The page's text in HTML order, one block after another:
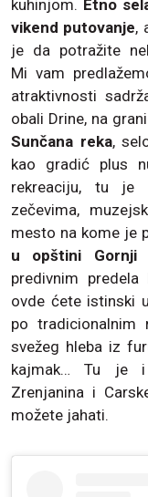
kuhinjom. Etno
vikend putovanje,
je da potražite
Mi vam
atraktivnosti
obali Drine, na
Sunčana reka,
kao gradić plus
rekreaciju, tu je
zečevima,
mesto na kome je
u opštini Gornji
predivnim
ovde ćete istinski
po
svežeg hleba iz
kajmak… Tu je
Zrenjanina i
možete jahati.